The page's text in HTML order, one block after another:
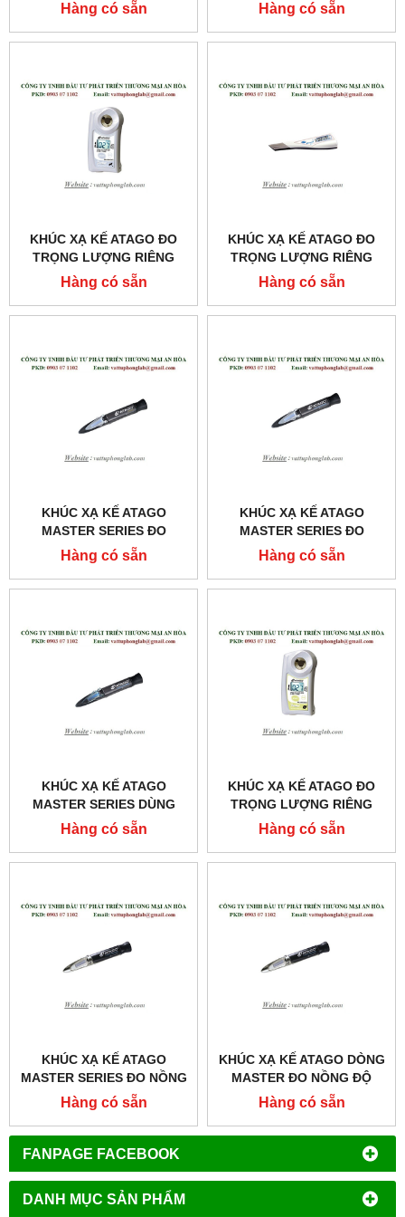
FANPAGE FACEBOOK
DANH MỤC SẢN PHẨM
BỆNH MODEL:MASTER-
SUR/NM
Hàng có sẵn
NƯỚC TIỂU MODEL:UG-Α
Hàng có sẵn
KHÚC XẠ KẾ ATAGO ĐO
TRỌNG LƯỢNG RIÊNG
NƯỚC TIỂU CỦA MÈO
MODEL:PAL-USG (CAT)
Hàng có sẵn
KHÚC XẠ KẾ ATAGO ĐO
TRỌNG LƯỢNG RIÊNG
CỦA NƯỚC TIỂU
MODEL:PEN-URINE S.G
Hàng có sẵn
KHÚC XẠ KẾ ATAGO
MASTER SERIES ĐO
TRỌNG LƯỢNG RIÊNG
NƯỚC TIỂU
MODEL:MASTER-URC/NM
Hàng có sẵn
KHÚC XẠ KẾ ATAGO
MASTER SERIES ĐO
TRỌNG LƯỢNG RIÊNG
NƯỚC TIỂU
MODEL:MASTER-URC/NΑ
Hàng có sẵn
KHÚC XẠ KẾ ATAGO
MASTER SERIES DÙNG
CHO KHÁM VÀ CHỮA
BỆNH MODEL:MASTER-
SUR/NΑ
Hàng có sẵn
KHÚC XẠ KẾ ATAGO ĐO
TRỌNG LƯỢNG RIÊNG
NƯỚC TIỂU CỦA CHÓ
MODEL:PAL-USG (DOG)
Hàng có sẵn
KHÚC XẠ KẾ ATAGO
MASTER SERIES ĐO NỒNG
ĐỘ RƯỢU
MODEL:MASTER-KMW
Hàng có sẵn
KHÚC XẠ KẾ ATAGO DÒNG
MASTER ĐO NỒNG ĐỘ
RƯỢU MODEL:MASTER-
GOE
Hàng có sẵn